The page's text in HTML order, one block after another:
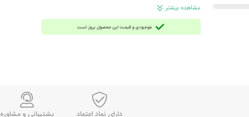
راحتی در قطعات مربعی تقسیم می‌شود)
چرا انتخاب این محصول؟اگر شکلات‌های خیلی شیرین را
نمی‌پسندید و دنبال طعم واقعی کاکائو با تلخی و شیرینی
حساسیت دارید در مصرف آن احتیاط کنید.
میان‌ وعده روزانه همراه قهوه یا چای و مناسب
مشاهده بیشتر
دارای نماد اعتماد پشتیبانی و مشاوره